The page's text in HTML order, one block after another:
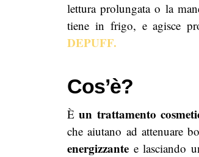
lettura prolungata o la
tiene in frigo, e agisce
DEPUFF.
Cos’è?
Èun trattamento
che aiutano ad attenuare
energizzante e lasciando